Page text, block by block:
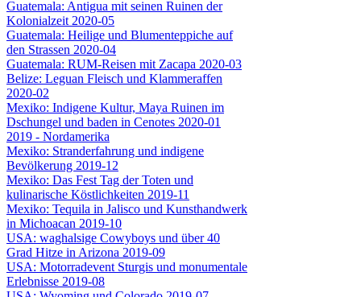
Guatemala: Antigua mit seinen Ruinen der
Kolonialzeit 2020-05
Guatemala: Heilige und Blumenteppiche auf
den Strassen 2020-04
Guatemala: RUM-Reisen mit Zacapa 2020-03
Belize: Leguan Fleisch und Klammeraffen
2020-02
Mexiko: Indigene Kultur, Maya Ruinen im
Dschungel und baden in Cenotes 2020-01
2019 - Nordamerika
Mexiko: Stranderfahrung und indigene
Bevölkerung 2019-12
Mexiko: Das Fest Tag der Toten und
kulinarische Köstlichkeiten 2019-11
Mexiko: Tequila in Jalisco und Kunsthandwerk
in Michoacan 2019-10
USA: waghalsige Cowyboys und über 40
Grad Hitze in Arizona 2019-09
USA: Motorradevent Sturgis und monumentale
Erlebnisse 2019-08